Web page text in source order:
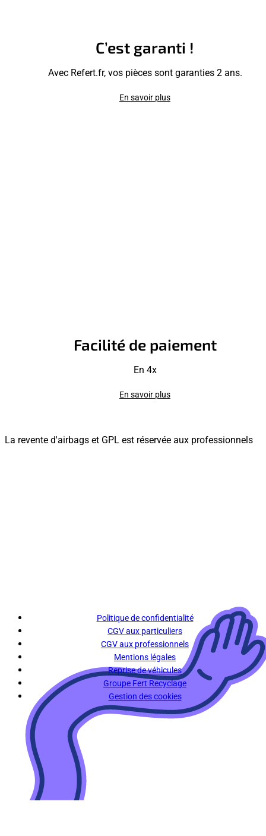
C’est garanti !
Avec Refert.fr, vos pièces sont garanties 2 ans.
En savoir plus
Facilité de paiement
En 4x
En savoir plus
La revente d'airbags et GPL est réservée aux professionnels
Politique de confidentialité
CGV aux particuliers
CGV aux professionnels
Mentions légales
Reprise de véhicules
Groupe Fert Recyclage
Gestion des cookies